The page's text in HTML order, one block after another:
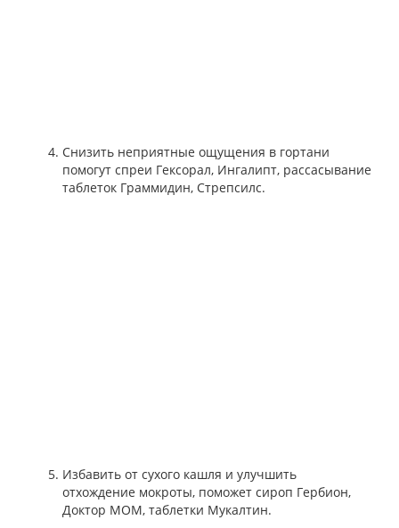
Снизить неприятные ощущения в гортани
помогут спреи Гексорал, Ингалипт, рассасывание
таблеток Граммидин, Стрепсилс.
Избавить от сухого кашля и улучшить
отхождение мокроты, поможет сироп Гербион,
Доктор МОМ, таблетки Мукалтин.